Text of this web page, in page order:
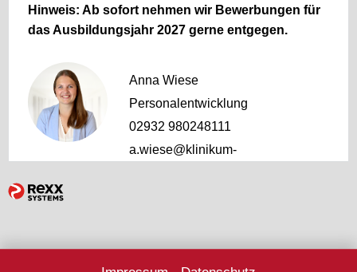
Hinweis: Ab sofort nehmen wir Bewerbungen für
das Ausbildungsjahr 2027 gerne entgegen.
Anna Wiese
Personalentwicklung
02932 980248111
a.wiese@klinikum-